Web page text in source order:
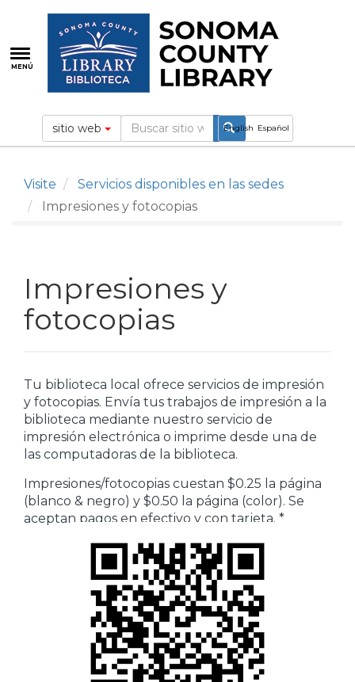
contenido
principal
MENÚ
English Español
sitio web
Visite
Servicios disponibles en las sedes
Impresiones y fotocopias
Impresiones y
fotocopias
Tu biblioteca local ofrece servicios de impresión
y fotocopias. Envía tus trabajos de impresión a la
biblioteca mediante nuestro servicio de
impresión electrónica o imprime desde una de
las computadoras de la biblioteca.
Impresiones/fotocopias cuestan $0.25 la página
(blanco & negro) y $0.50 la página (color). Se
aceptan pagos en efectivo y con tarjeta. *